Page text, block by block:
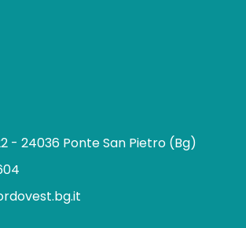
- 24036 Ponte San Pietro (Bg)